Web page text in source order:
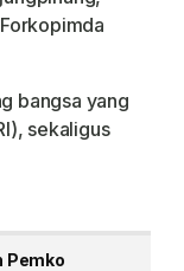
bangsa yang
sekaligus
Pemko